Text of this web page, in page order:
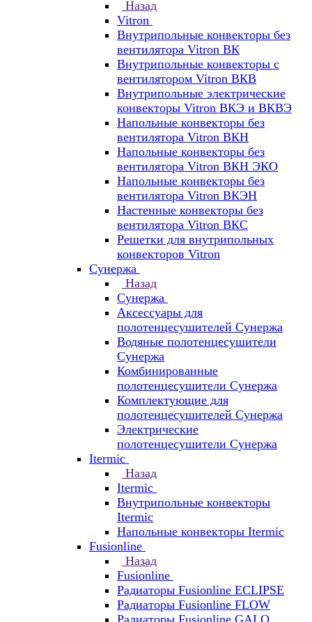
Назад
Vitron
Внутрипольные конвекторы без
вентилятора Vitron ВК
Внутрипольные конвекторы с
вентилятором Vitron ВКВ
Внутрипольные электрические
конвекторы Vitron ВКЭ и ВКВЭ
Напольные конвекторы без
вентилятора Vitron ВКН
Напольные конвекторы без
вентилятора Vitron ВКН ЭКО
Напольные конвекторы без
вентилятора Vitron ВКЭН
Настенные конвекторы без
вентилятора Vitron ВКС
Решетки для внутрипольных
конвекторов Vitron
Сунержа
Назад
Сунержа
Аксессуары для
полотенцесушителей Сунержа
Водяные полотенцесушители
Сунержа
Комбинированные
полотенцесушители Сунержа
Комплектующие для
полотенцесушителей Сунержа
Электрические
полотенцесушители Сунержа
Itermic
Назад
Itermic
Внутрипольные конвекторы
Itermic
Напольные конвекторы Itermic
Fusionline
Назад
Fusionline
Радиаторы Fusionline ECLIPSE
Радиаторы Fusionline FLOW
Радиаторы Fusionline GALO